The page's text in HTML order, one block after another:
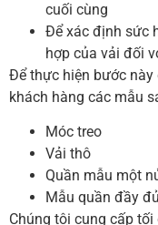
cuối cùng
Để xác định sức
hợp của vải đối
Để thực hiện bước này
khách hàng các mẫu
Móc treo
Vải thô
Quần mẫu một
Mẫu quần đầy đủ
Chúng tôi cung cấp